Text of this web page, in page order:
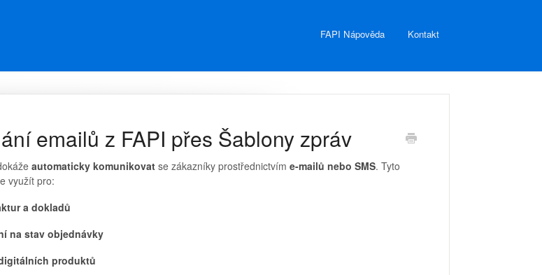
FAPI Nápověda Kontakt
emailů z FAPI přes Šablony zpráv
automaticky komunikovatse zákazníky prostřednictvím e-mailů nebo SMS. Tyto
využít pro:
a dokladů
na stav objednávky
produktů